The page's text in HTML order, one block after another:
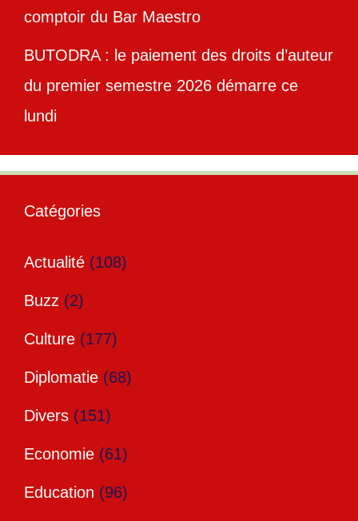
comptoir du Bar Maestro
BUTODRA : le paiement des droits d’auteur
du premier semestre 2026 démarre ce
lundi
Catégories
Actualité (108)
Buzz (2)
Culture (177)
Diplomatie (68)
Divers (151)
Economie (61)
Education (96)